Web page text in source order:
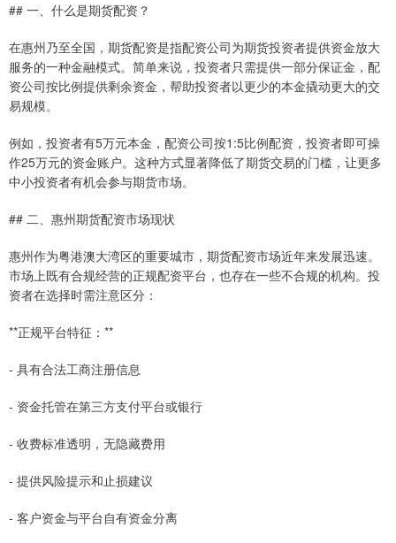
## 一、什么是期货配资？
在惠州乃至全国，期货配资是指配资公司为期货投资者提供资金放大
服务的一种金融模式。简单来说，投资者只需提供一部分保证金，配
资公司按比例提供剩余资金，帮助投资者以更少的本金撬动更大的交
易规模。
例如，投资者有5万元本金，配资公司按1:5比例配资，投资者即可操
作25万元的资金账户。这种方式显著降低了期货交易的门槛，让更多
中小投资者有机会参与期货市场。
## 二、惠州期货配资市场现状
惠州作为粤港澳大湾区的重要城市，期货配资市场近年来发展迅速。
市场上既有合规经营的正规配资平台，也存在一些不合规的机构。投
资者在选择时需注意区分：
**正规平台特征：**
- 具有合法工商注册信息
- 资金托管在第三方支付平台或银行
- 收费标准透明，无隐藏费用
- 提供风险提示和止损建议
- 客户资金与平台自有资金分离